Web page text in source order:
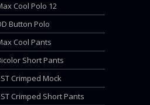
Cool Polo 12
Button Polo
Cool Pants
Short Pants
Crimped Mock
Crimped Short Pants